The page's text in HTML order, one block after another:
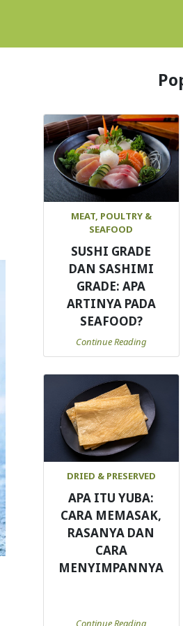
MEAT, POULTRY &
SEAFOOD
SUSHI GRADE
DAN SASHIMI
GRADE: APA
ARTINYA PADA
SEAFOOD?
Continue Reading
DRIED & PRESERVED
APA ITU YUBA:
CARA MEMASAK,
RASANYA DAN
CARA
MENYIMPANNYA
Continue Reading